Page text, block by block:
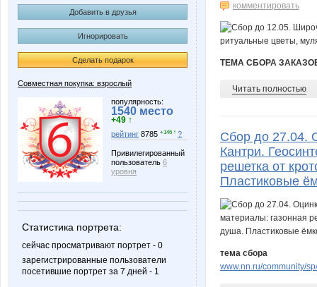
Добавить в друзья
Игнорировать
Сделать подарок
Совместная покупка: взрослый
популярность:
1540 место
+49 ↑
рейтинг 8785 +146 ↑ ?
Привилегированный
пользователь 6
уровня
Статистика портрета:
сейчас просматривают портрет - 0
зарегистрированные пользователи
посетившие портрет за 7 дней - 1
комментировать
ТЕМА СБОРА
Читать полностью
Сбор до 27.04.
Кантри.
решетка от
Пластиковые
тема сбора
www.nn.ru/community/